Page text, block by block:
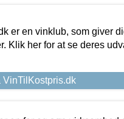
er en vinklub, som giver
Klik her for at se deres
VinTilKostpris.dk